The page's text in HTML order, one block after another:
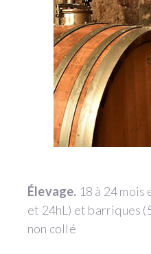
Élevage. 18 à 24 mois
et 24hL) et barriques
non collé